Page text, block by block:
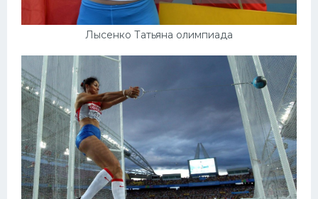
Лысенко Татьяна олимпиада